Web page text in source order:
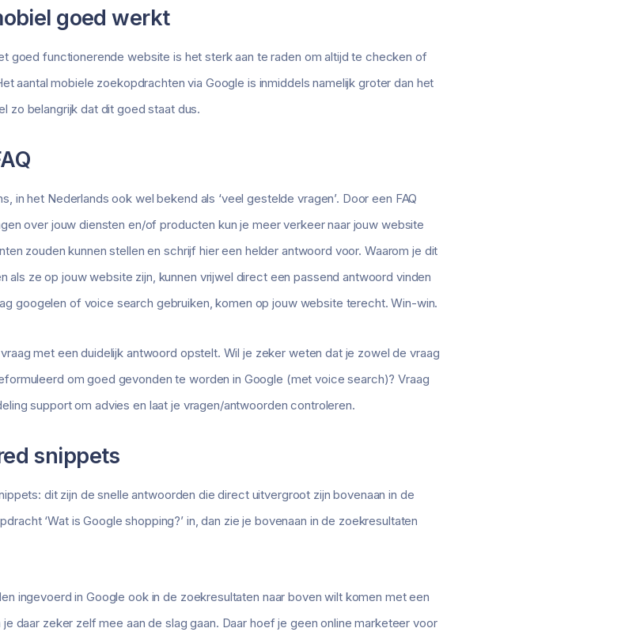
goed werkt
goed functionerende website is het sterk aan te raden om altijd te checken of
aantal mobiele zoekopdrachten via Google is inmiddels namelijk groter dan het
zo belangrijk dat dit goed staat dus.
in het Nederlands ook wel bekend als ‘veel gestelde vragen’. Door een FAQ
over jouw diensten en/of producten kun je meer verkeer naar jouw website
zouden kunnen stellen en schrijf hier een helder antwoord voor. Waarom je dit
als ze op jouw website zijn, kunnen vrijwel direct een passend antwoord vinden
googelen of voice search gebruiken, komen op jouw website terecht. Win-win.
met een duidelijk antwoord opstelt. Wil je zeker weten dat je zowel de vraag
om goed gevonden te worden in Google (met voice search)? Vraag
support om advies en laat je vragen/antwoorden controleren.
snippets
dit zijn de snelle antwoorden die direct uitvergroot zijn bovenaan in de
‘Wat is Google shopping?’ in, dan zie je bovenaan in de zoekresultaten
ingevoerd in Google ook in de zoekresultaten naar boven wilt komen met een
daar zeker zelf mee aan de slag gaan. Daar hoef je geen online marketeer voor